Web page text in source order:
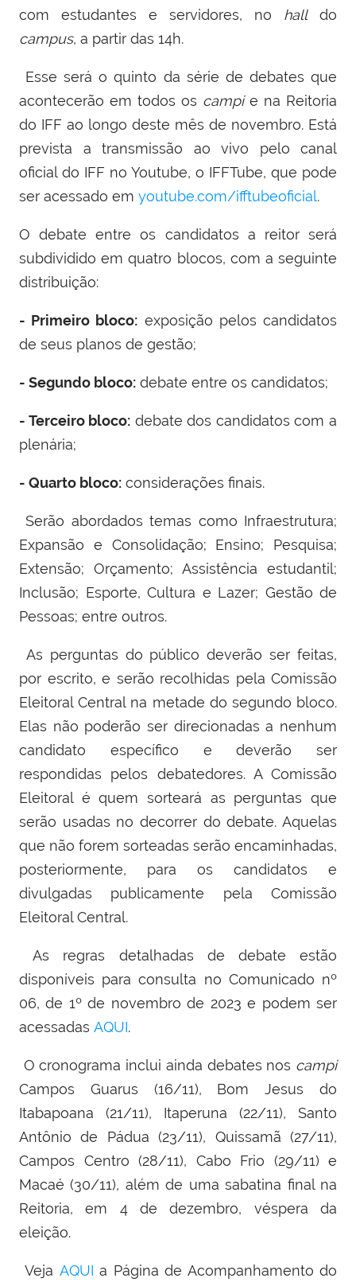
com estudantes e servidores, no halldo
campus, a partir das 14h.
Esse será o quinto da série de debates que
acontecerão em todos os campie na Reitoria
do IFF ao longo deste mês de novembro. Está
prevista a transmissão ao vivo pelo canal
oficial do IFF no Youtube, o IFFTube, que pode
ser acessado em youtube.com/ifftubeoficial.
O debate entre os candidatos a reitor será
subdividido em quatro blocos, com a seguinte
distribuição:
- Primeiro bloco: exposição pelos candidatos
de seus planos de gestão;
- Segundo bloco: debate entre os candidatos;
- Terceiro bloco: debate dos candidatos com a
plenária;
- Quarto bloco: considerações finais.
Serão abordados temas como Infraestrutura;
Expansão e Consolidação; Ensino; Pesquisa;
Extensão; Orçamento; Assistência estudantil;
Inclusão; Esporte, Cultura e Lazer; Gestão de
Pessoas; entre outros.
As perguntas do público deverão ser feitas,
por escrito, e serão recolhidas pela Comissão
Eleitoral Central na metade do segundo bloco.
Elas não poderão ser direcionadas a nenhum
candidato específico e deverão ser
respondidas pelos debatedores. A Comissão
Eleitoral é quem sorteará as perguntas que
serão usadas no decorrer do debate. Aquelas
que não forem sorteadas serão encaminhadas,
posteriormente, para os candidatos e
divulgadas publicamente pela Comissão
Eleitoral Central.
As regras detalhadas de debate estão
disponíveis para consulta no Comunicado nº
06, de 1º de novembro de 2023 e podem ser
acessadas AQUI.
O cronograma inclui ainda debates nos campi
Campos Guarus (16/11), Bom Jesus do
Itabapoana (21/11), Itaperuna (22/11), Santo
Antônio de Pádua (23/11), Quissamã (27/11),
Campos Centro (28/11), Cabo Frio (29/11) e
Macaé (30/11), além de uma sabatina final na
Reitoria, em 4 de dezembro, véspera da
eleição.
Veja AQUIa Página de Acompanhamento do